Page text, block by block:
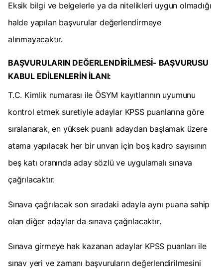
Eksik bilgi ve belgelerle ya da nitelikleri uygun olmadığı
halde yapılan başvurular değerlendirmeye
alınmayacaktır.
BAŞVURULARIN DEĞERLENDİRİLMESİ- BAŞVURUSU
KABUL EDİLENLERİN İLANI:
T.C. Kimlik numarası ile ÖSYM kayıtlarının uyumunu
kontrol etmek suretiyle adaylar KPSS puanlarına göre
sıralanarak, en yüksek puanlı adaydan başlamak üzere
atama yapılacak her bir unvan için boş kadro sayısının
beş katı oranında aday sözlü ve uygulamalı sınava
çağrılacaktır.
Sınava çağrılacak son sıradaki adayla aynı puana sahip
olan diğer adaylar da sınava çağrılacaktır.
Sınava girmeye hak kazanan adaylar KPSS puanları ile
sınav yeri ve zamanı başvuruların değerlendirilmesini